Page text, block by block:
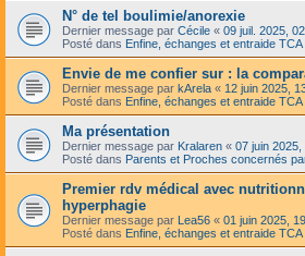
N° de tel boulimie/anorexie
Dernier message par Cécile « 09 juil. 2025,
Posté dans Enfine, échanges et entraide
Envie de me confier sur : la
Dernier message par kArela « 12 juin 2025,
Posté dans Enfine, échanges et entraide
Ma présentation
Dernier message par Kralaren « 07 juin 2025,
Posté dans Parents et Proches concernés
Premier rdv médical avec
hyperphagie
Dernier message par Lea56 « 01 juin 2025,
Posté dans Enfine, échanges et entraide